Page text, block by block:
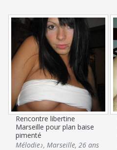
Rencontre libertine
Marseille pour plan baise
pimenté
Mélodie♪, Marseille,26 ans